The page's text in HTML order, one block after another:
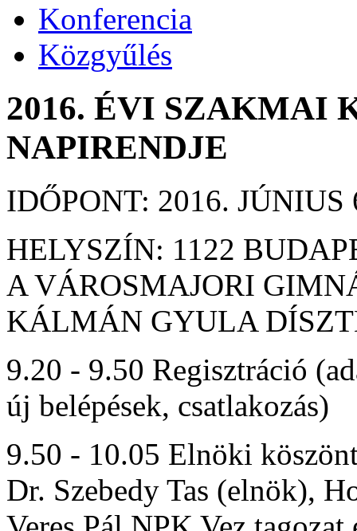
Konferencia
Közgyűlés
2016. ÉVI SZAKMAI
NAPIRENDJE
IDŐPONT: 2016. JÚNIUS
HELYSZÍN: 1122
A VÁROSMAJORI
KÁLMÁN GYULA
9.20 - 9.50 Regisztráció
új belépések, csatlakozás)
9.50 - 10.05 Elnöki
Dr. Szebedy Tas (elnök),